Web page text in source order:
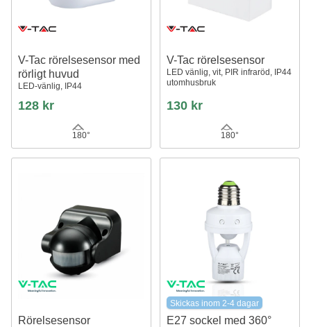
V-Tac rörelsesensor med
rörligt huvud
LED-vänlig, IP44
128 kr
180°
V-Tac rörelsesensor
LED vänlig, vit, PIR infraröd, IP44
utomhusbruk
130 kr
180°
Rörelsesensor
Skickas inom 2-4 dagar
E27 sockel med 360°